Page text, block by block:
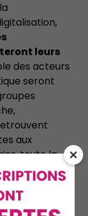
leurs
des acteurs
seront
aux
toute la
✕